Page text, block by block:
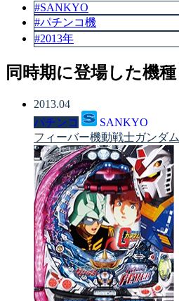
#SANKYO
#パチンコ機
#2013年
同時期に登場した機種
2013.04
パチンコ
SANKYO
フィーバー機動戦士ガンダム